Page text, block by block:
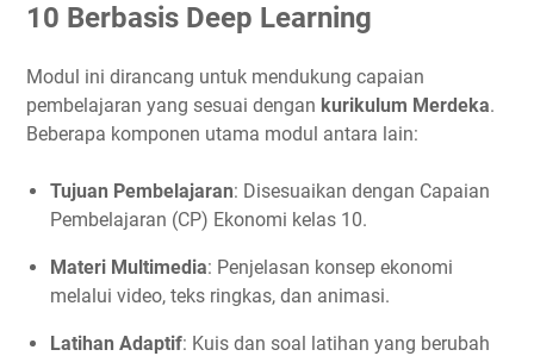
10 Berbasis Deep Learning
Modul ini dirancang untuk mendukung capaian
pembelajaran yang sesuai dengan kurikulum Merdeka.
Beberapa komponen utama modul antara lain:
Tujuan Pembelajaran: Disesuaikan dengan Capaian
Pembelajaran (CP) Ekonomi kelas 10.
Materi Multimedia: Penjelasan konsep ekonomi
melalui video, teks ringkas, dan animasi.
Latihan Adaptif: Kuis dan soal latihan yang berubah